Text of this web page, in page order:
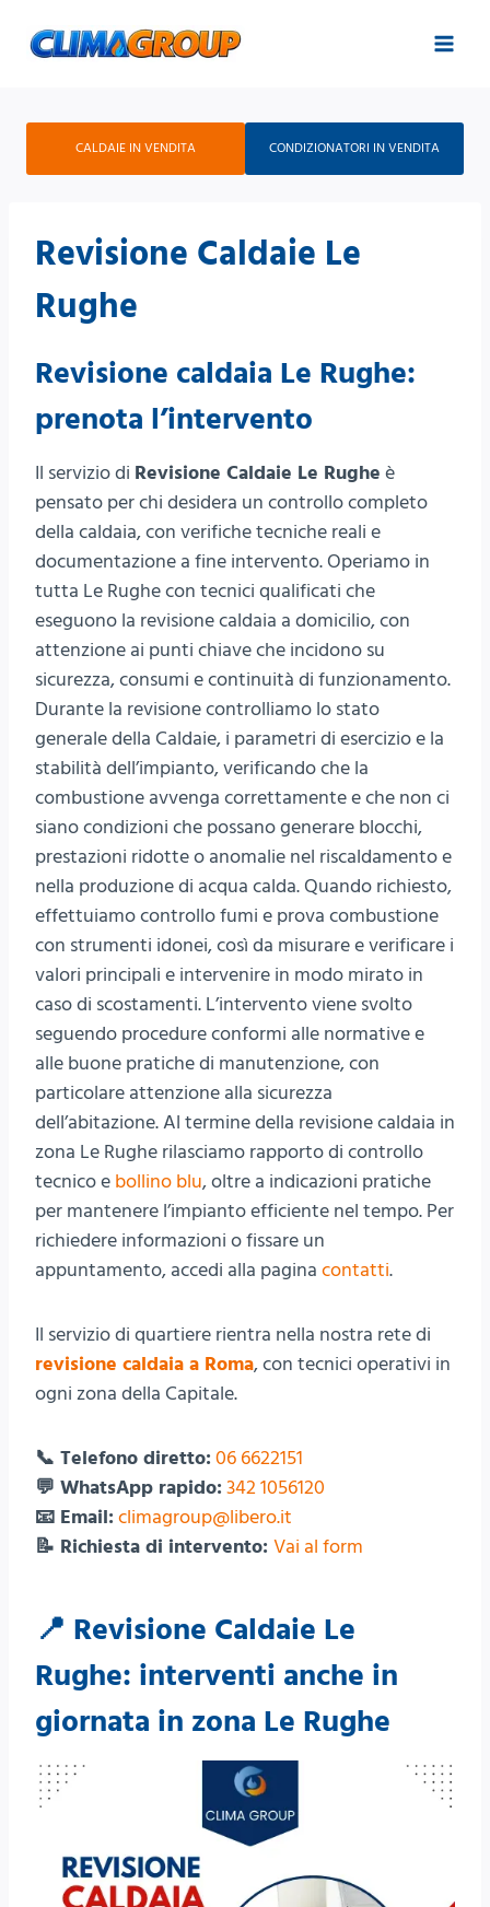
CALDAIE IN VENDITA CONDIZIONATORI IN VENDITA
Revisione Caldaie Le
Rughe
Revisione caldaia Le Rughe:
prenota l’intervento
Il servizio di Revisione Caldaie Le Rughe è
pensato per chi desidera un controllo completo
della caldaia, con verifiche tecniche reali e
documentazione a fine intervento. Operiamo in
tutta Le Rughe con tecnici qualificati che
eseguono la revisione caldaia a domicilio, con
attenzione ai punti chiave che incidono su
sicurezza, consumi e continuità di funzionamento.
Durante la revisione controlliamo lo stato
generale della Caldaie, i parametri di esercizio e la
stabilità dell’impianto, verificando che la
combustione avvenga correttamente e che non ci
siano condizioni che possano generare blocchi,
prestazioni ridotte o anomalie nel riscaldamento e
nella produzione di acqua calda. Quando richiesto,
effettuiamo controllo fumi e prova combustione
con strumenti idonei, così da misurare e verificare i
valori principali e intervenire in modo mirato in
caso di scostamenti. L’intervento viene svolto
seguendo procedure conformi alle normative e
alle buone pratiche di manutenzione, con
particolare attenzione alla sicurezza
dell’abitazione. Al termine della revisione caldaia in
zona Le Rughe rilasciamo rapporto di controllo
tecnico e bollino blu, oltre a indicazioni pratiche
per mantenere l’impianto efficiente nel tempo. Per
richiedere informazioni o fissare un
appuntamento, accedi alla pagina contatti.
Il servizio di quartiere rientra nella nostra rete di
revisione caldaia a Roma, con tecnici operativi in
ogni zona della Capitale.
📞 Telefono diretto: 06 6622151
💬 WhatsApp rapido: 342 1056120
📧 Email: climagroup@libero.it
📝 Richiesta di intervento: Vai al form
📍 Revisione Caldaie Le
Rughe: interventi anche in
giornata in zona Le Rughe